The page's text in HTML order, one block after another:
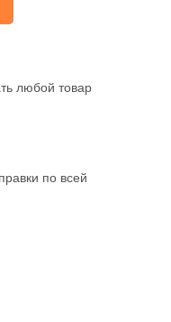
любой товар
по всей